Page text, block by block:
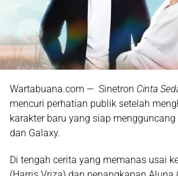
Wartabuana.com — Sinetron Cinta
mencuri perhatian publik setelah
karakter baru yang siap
dan Galaxy.
Di tengah cerita yang memanas usai